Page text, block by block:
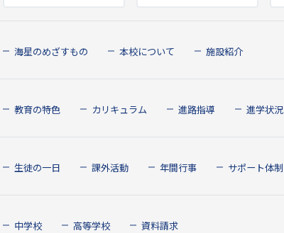
海星のめざすもの 本校について 施設紹介
教育の特色 カリキュラム 進路指導 進学状況
生徒の一日 課外活動 年間行事 サポート体制
中学校 高等学校 資料請求